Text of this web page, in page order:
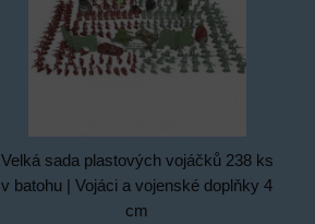
Velká sada plastových vojáčků 238 ks
v batohu | Vojáci a vojenské doplňky 4
cm